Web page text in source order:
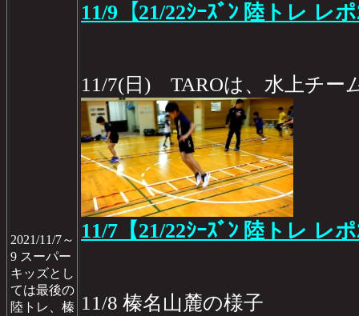
2021/11/7～
9 スーパー
キッズとし
ては最後の
陸トレ、榛
11/9【21/22ｼｰｽﾞﾝ 陸トレ レ
11/7(日) TAROは、水上チー
11/7【21/22ｼｰｽﾞﾝ 陸トレ レ
11/8 榛名山麓の様子